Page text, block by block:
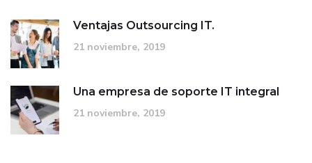
Ventajas Outsourcing IT.
21 noviembre, 2019
Una empresa de soporte IT integral
21 noviembre, 2019